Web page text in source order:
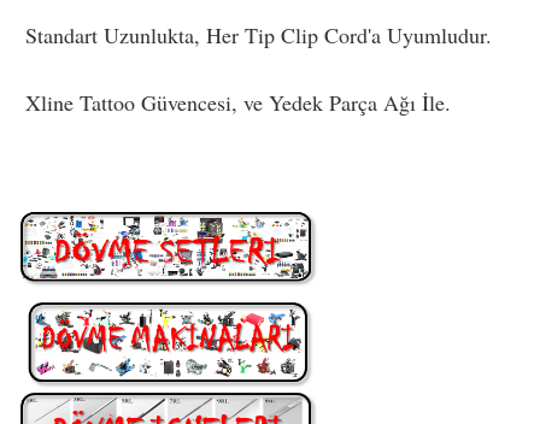
Standart Uzunlukta, Her Tip Clip Cord'a Uyumludur.
Xline Tattoo Güvencesi, ve Yedek Parça Ağı İle.